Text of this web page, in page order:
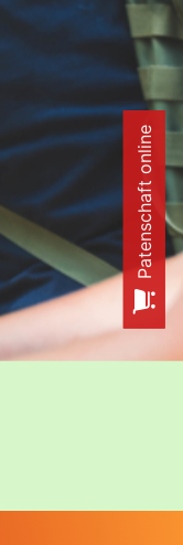
Patenschaft online